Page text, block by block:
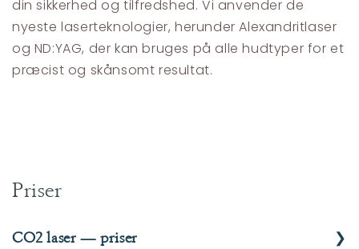
din sikkerhed og tilfredshed. Vi anvender de
nyeste laserteknologier, herunder Alexandritlaser
og ND:YAG, der kan bruges på alle hudtyper for et
præcist og skånsomt resultat.
Priser
CO2 laser — priser ❯